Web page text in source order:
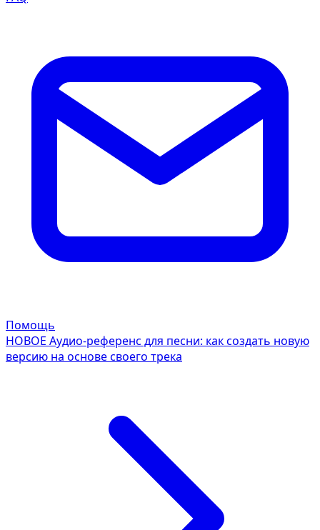
Помощь
НОВОЕ Аудио-референс для песни: как создать новую
версию на основе своего трека